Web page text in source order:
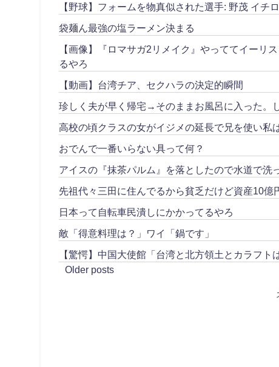
【野球】フォームを物真似された選手: 野茂 イチ
袋麺ん最強の塩ラーメン決まる
【画像】『ロマサガ2リメイク』やっててイーリ
るやろ
【動画】台湾チア、セクハラの決定的瞬間
珍しく夫が早く帰宅→そのままお風呂に入った。
高校の頃クラスの女がイジメの延長で兄を使い私
おでんで一番いらない具って何？
アイスの『抹茶パルム』を落としたので水道で洗
先祖代々三田に住んでるから貧乏だけど資産10億
日本って自転車民潰しにかかってるやろ
敵「得意料理は？」ワイ「鍋です」
【驚愕】中国大使館「台湾と北方領土とカラフト
Older posts